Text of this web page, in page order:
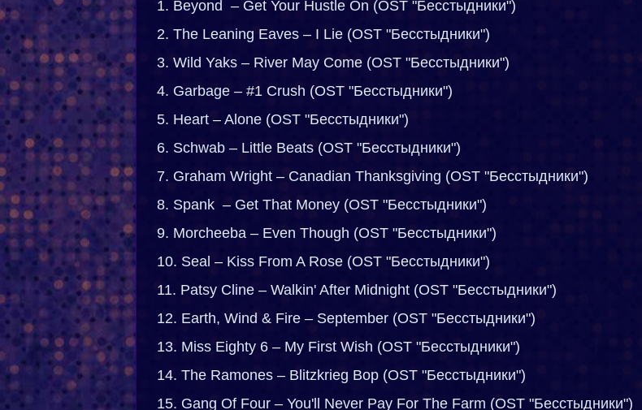
1. Beyond – Get Your Hustle On (OST "Бесстыдники")
2. The Leaning Eaves – I Lie (OST "Бесстыдники")
3. Wild Yaks – River May Come (OST "Бесстыдники")
4. Garbage – #1 Crush (OST "Бесстыдники")
5. Heart – Alone (OST "Бесстыдники")
6. Schwab – Little Beats (OST "Бесстыдники")
7. Graham Wright – Canadian Thanksgiving (OST "Бесстыдники")
8. Spank – Get That Money (OST "Бесстыдники")
9. Morcheeba – Even Though (OST "Бесстыдники")
10. Seal – Kiss From A Rose (OST "Бесстыдники")
11. Patsy Cline – Walkin' After Midnight (OST "Бесстыдники")
12. Earth, Wind & Fire – September (OST "Бесстыдники")
13. Miss Eighty 6 – My First Wish (OST "Бесстыдники")
14. The Ramones – Blitzkrieg Bop (OST "Бесстыдники")
15. Gang Of Four – You'll Never Pay For The Farm (OST "Бесстыдники")